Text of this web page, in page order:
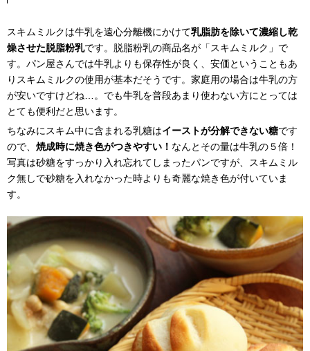
スキムミルクは牛乳を遠心分離機にかけて乳脂肪を除いて濃縮し乾
燥させた脱脂粉乳です。脱脂粉乳の商品名が「スキムミルク」で
す。パン屋さんでは牛乳よりも保存性が良く、安価ということもあ
りスキムミルクの使用が基本だそうです。家庭用の場合は牛乳の方
が安いですけどね…。でも牛乳を普段あまり使わない方にとっては
とても便利だと思います。
ちなみにスキム中に含まれる乳糖はイーストが分解できない糖です
ので、 焼成時に焼き色がつきやすい！ なんとその量は牛乳の５倍！
写真は砂糖をすっかり入れ忘れてしまったパンですが、スキムミル
ク無しで砂糖を入れなかった時よりも奇麗な焼き色が付いていま
す。